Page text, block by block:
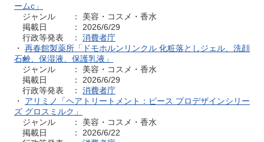
ームc」
ジャンル ： 美容・コスメ・香水
掲載日 ： 2026/6/29
行政等発表 ： 消費者庁
・ 再春館製薬所「ドモホルンリンクル 化粧落としジェル、洗顔
石鹸、保湿液、保護乳液」
ジャンル ： 美容・コスメ・香水
掲載日 ： 2026/6/29
行政等発表 ： 消費者庁
・ アリミノ「ヘアトリートメント：ピース プロデザインシリー
ズ グロスミルク」
ジャンル ： 美容・コスメ・香水
掲載日 ： 2026/6/22